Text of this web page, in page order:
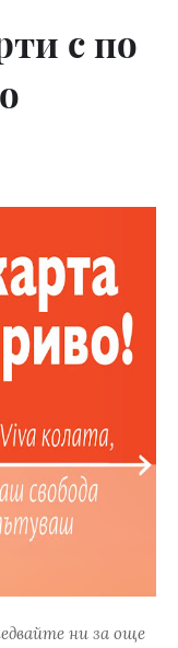
с по
ни за още